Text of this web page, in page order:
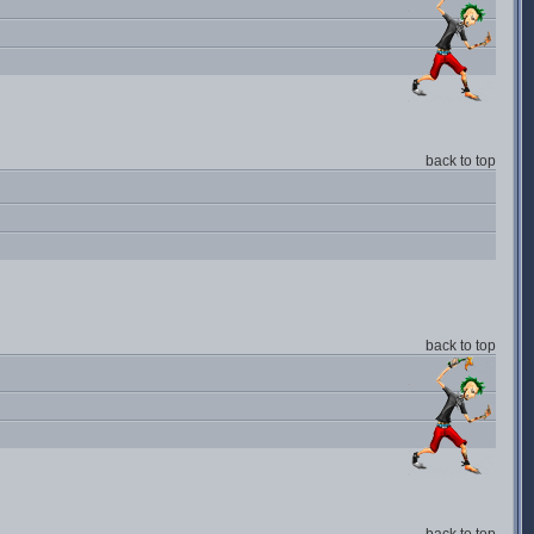
back to top
back to top